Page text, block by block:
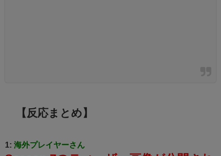
【反応まとめ】
1: 海外プレイヤーさん